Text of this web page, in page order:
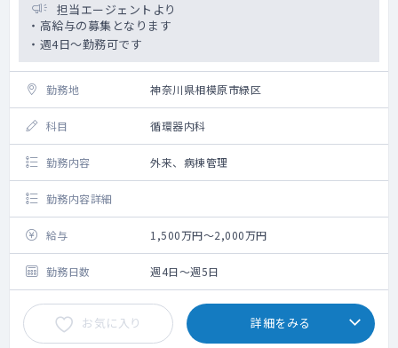
担当エージェントより
・高給与の募集となります
・週4日～勤務可です
勤務地 神奈川県相模原市緑区
科目 循環器内科
勤務内容 外来、病棟管理
勤務内容詳細
給与 1,500万円～2,000万円
勤務日数 週4日～週5日
お気に入り 詳細をみる